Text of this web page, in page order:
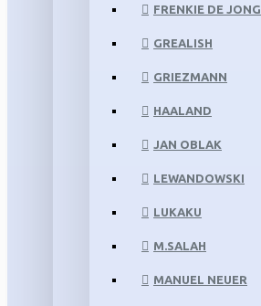
FRENKIE DE JONG
GREALISH
GRIEZMANN
HAALAND
JAN OBLAK
LEWANDOWSKI
LUKAKU
M.SALAH
MANUEL NEUER